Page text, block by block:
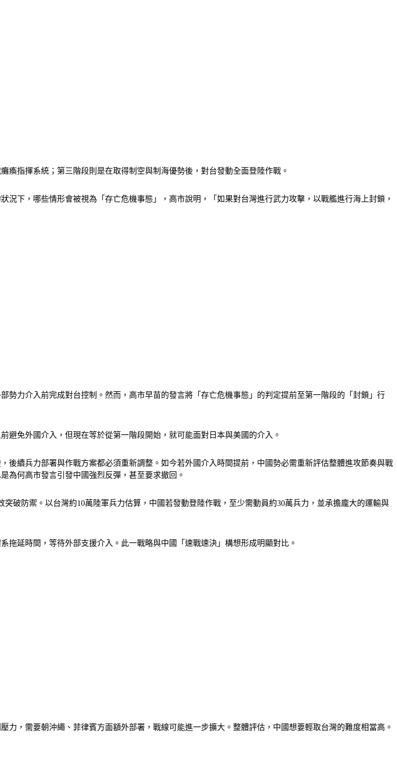
指揮系統；第三階段則是在取得制空與制海優勢後，對台發動全面登陸作戰。
況下，哪些情形會被視為「存亡危機事態」，高市說明，「如果對台灣進行武力攻擊，以戰艦進行海上封鎖，
勢力介入前完成對台控制。然而，高市早苗的發言將「存亡危機事態」的判定提前至第一階段的「封鎖」行
免外國介入，但現在等於從第一階段開始，就可能面對日本與美國的介入。
後續兵力部署與作戰方案都必須重新調整。如今若外國介入時間提前，中國勢必需重新評估整體進攻節奏與戰
為何高市發言引發中國強烈反彈，甚至要求撤回。
破防禦。以台灣約10萬陸軍兵力估算，中國若發動登陸作戰，至少需動員約30萬兵力，並承擔龐大的運輸與
延時間，等待外部支援介入。此一戰略與中國「速戰速決」構想形成明顯對比。
，需要朝沖繩、菲律賓方面額外部署，戰線可能進一步擴大。整體評估，中國想要輕取台灣的難度相當高。